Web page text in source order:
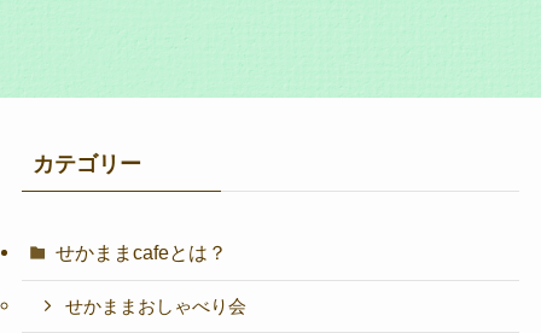
カテゴリー
せかままcafeとは？
せかままおしゃべり会